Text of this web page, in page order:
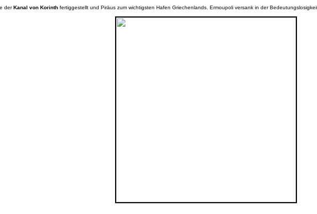
derKanal von Korinth fertiggestellt und Piräus zum wichtigsten Hafen Griechenlands. Ermoupoli versank in der